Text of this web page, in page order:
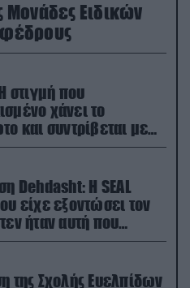
Μονάδες Ειδικών
στιγμή που
χάνει το
και συντρίβεται με
(βίντεο)
Dehdasht: Η SEAL
είχε εξοντώσει τον
ήταν αυτή που
πιλότο του F-15
της Σχολής Ευελπίδων